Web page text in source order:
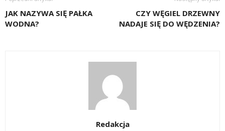
JAK NAZYWA SIĘ PAŁKA
WODNA?
CZY WĘGIEL DRZEWNY
NADAJE SIĘ DO WĘDZENIA?
Redakcja